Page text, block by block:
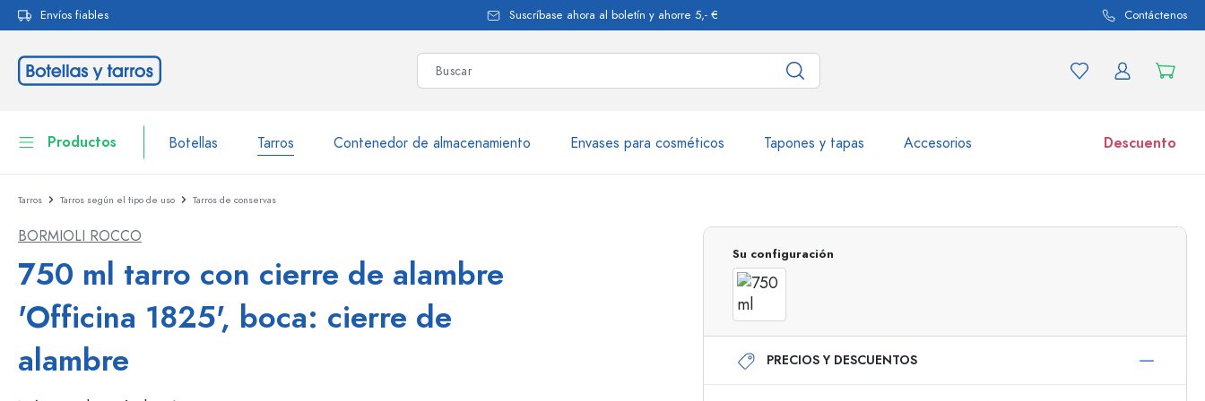
Saltar a la navegación principal
Envíos fiables Suscríbase ahora al boletín y ahorre 5,- € Contáctenos
Productos Botellas Tarros Contenedor de almacenamiento Envases para cosméticos Tapones y tapas Accesorios Descuento
Botellas
Contenedor de almacenamiento
Vajilla
A la categoría Botellas
Botellas según la marca
Botellas WECK
Botellas Estal
Botellas de vidrio 750 ml
Botellas de vidrio 1000 ml
Tarros
Tarros Tarros según el tipo de uso Tarros de conservas
BORMIOLI ROCCO
750 ml tarro con cierre de alambre
'Officina 1825', boca: cierre de
alambre
Su configuración
PRECIOS Y DESCUENTOS